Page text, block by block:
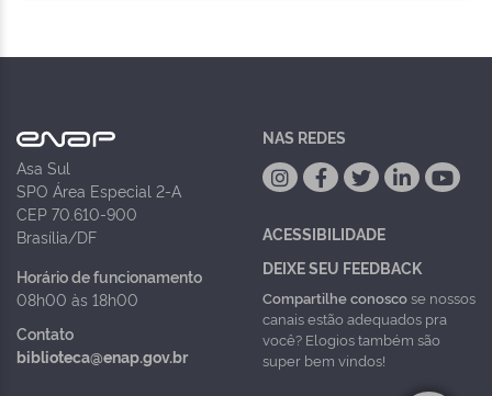
Asa Sul
SPO Área Especial 2-A
CEP 70.610-900
Brasília/DF
Horário de funcionamento
08h00 às 18h00
Contato
biblioteca@enap.gov.br
NAS REDES
ACESSIBILIDADE
DEIXE SEU FEEDBACK
Compartilhe conoscose nossos
canais estão adequados pra
você? Elogios também são
super bem vindos!